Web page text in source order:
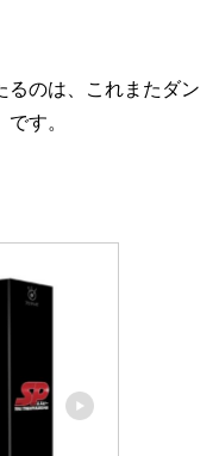
るのは、これまたダン
です。